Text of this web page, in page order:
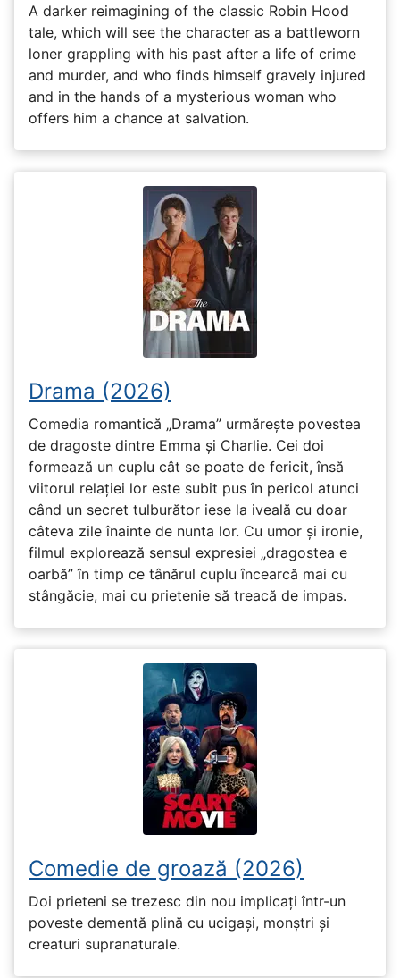
A darker reimagining of the classic Robin Hood
tale, which will see the character as a battleworn
loner grappling with his past after a life of crime
and murder, and who finds himself gravely injured
and in the hands of a mysterious woman who
offers him a chance at salvation.
Drama (2026)
Comedia romantică „Drama” urmărește povestea
de dragoste dintre Emma și Charlie. Cei doi
formează un cuplu cât se poate de fericit, însă
viitorul relației lor este subit pus în pericol atunci
când un secret tulburător iese la iveală cu doar
câteva zile înainte de nunta lor. Cu umor și ironie,
filmul explorează sensul expresiei „dragostea e
oarbă” în timp ce tânărul cuplu încearcă mai cu
stângăcie, mai cu prietenie să treacă de impas.
Comedie de groază (2026)
Doi prieteni se trezesc din nou implicați într-un
poveste dementă plină cu ucigași, monștri și
creaturi supranaturale.